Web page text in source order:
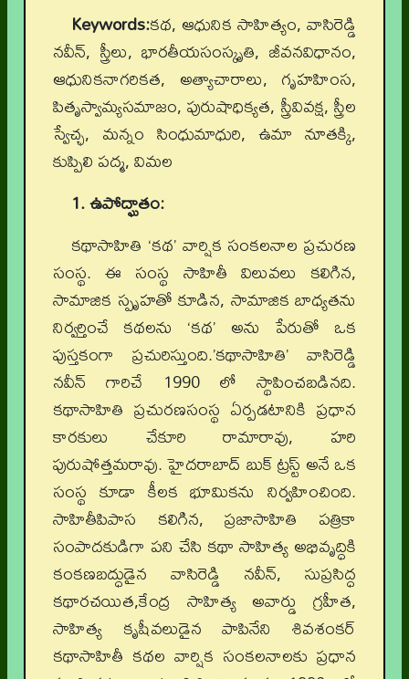
Keywords:కథ, ఆధునిక సాహిత్యం, వాసిరెడ్డి
నవీన్, స్త్రీలు, భారతీయసంస్కృతి, జీవనవిధానం,
ఆధునికనాగరికత, అత్యాచారాలు, గృహహింస,
పితృస్వామ్యసమాజం, పురుషాధిక్యత, స్త్రీవివక్ష, స్త్రీల
స్వేచ్ఛ, మన్నం సింధుమాధురి, ఉమా నూతక్కి,
కుప్పిలి పద్మ, విమల
1. ఉపోద్ఘాతం:
కథాసాహితి ‘కథ’ వార్షిక సంకలనాల ప్రచురణ
సంస్థ. ఈ సంస్థ సాహితీ విలువలు కలిగిన,
సామాజిక స్పృహతో కూడిన, సామాజిక బాధ్యతను
నిర్వర్తించే కథలను ‘కథ’ అను పేరుతో ఒక
పుస్తకంగా ప్రచురిస్తుంది.’కథాసాహితి’ వాసిరెడ్డి
నవీన్ గారిచే 1990 లో స్థాపించబడినది.
కథాసాహితి ప్రచురణసంస్థ ఏర్పడటానికి ప్రధాన
కారకులు చేకూరి రామారావు, హరి
పురుషోత్తమరావు. హైదరాబాద్ బుక్ ట్రస్ట్ అనే ఒక
సంస్థ కూడా కీలక భూమికను నిర్వహించింది.
సాహితీపిపాస కలిగిన, ప్రజాసాహితి పత్రికా
సంపాదకుడిగా పని చేసి కథా సాహిత్య అభివృద్ధికి
కంకణబద్ధుడైన వాసిరెడ్డి నవీన్, సుప్రసిద్ధ
కథారచయిత,కేంద్ర సాహిత్య అవార్డు గ్రహీత,
సాహిత్య కృషీవలుడైన పాపినేని శివశంకర్
కథాసాహితీ కథల వార్షిక సంకలనాలకు ప్రధాన